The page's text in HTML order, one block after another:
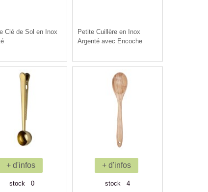
Clé de Sol en Inox
Petite Cuillère en Inox
Argenté avec Encoche
+ d'infos
stock 0
+ d'infos
stock 4